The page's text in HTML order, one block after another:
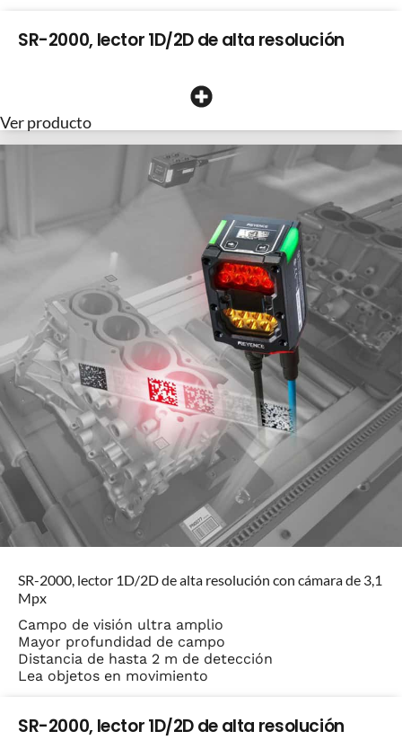
SR-2000, lector 1D/2D de alta resolución
Ver producto
SR-2000, lector 1D/2D de alta resolución con cámara de 3,1
Mpx
Campo de visión ultra amplio
Mayor profundidad de campo
Distancia de hasta 2 m de detección
Lea objetos en movimiento
SR-2000, lector 1D/2D de alta resolución